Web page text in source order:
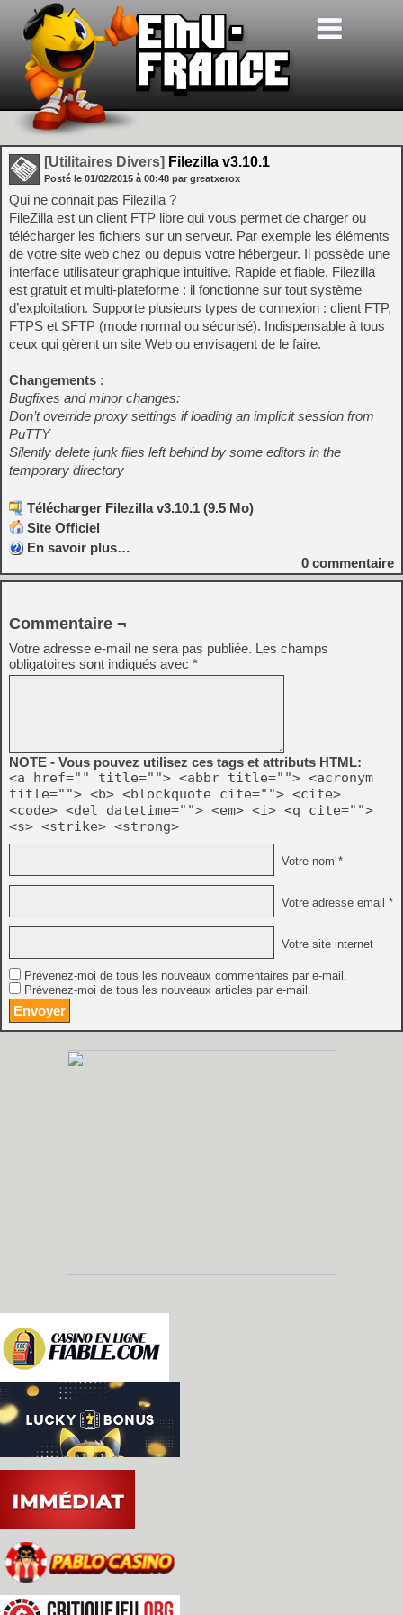
[Utilitaires Divers] Filezilla v3.10.1
Posté le 01/02/2015 à 00:48 par greatxerox
Qui ne connait pas Filezilla ?
FileZilla est un client FTP libre qui vous permet de charger ou
télécharger les fichiers sur un serveur. Par exemple les éléments
de votre site web chez ou depuis votre hébergeur. Il possède une
interface utilisateur graphique intuitive. Rapide et fiable, Filezilla
est gratuit et multi-plateforme : il fonctionne sur tout système
d’exploitation. Supporte plusieurs types de connexion : client FTP,
FTPS et SFTP (mode normal ou sécurisé). Indispensable à tous
ceux qui gèrent un site Web ou envisagent de le faire.
Changements :
Bugfixes and minor changes:
Don’t override proxy settings if loading an implicit session from
PuTTY
Silently delete junk files left behind by some editors in the
temporary directory
Télécharger Filezilla v3.10.1 (9.5 Mo)
Site Officiel
En savoir plus…
0 commentaire
Commentaire ¬
Votre adresse e-mail ne sera pas publiée. Les champs
obligatoires sont indiqués avec *
NOTE - Vous pouvez utilisez ces tags et attributs HTML:
<a href="" title=""> <abbr title=""> <acronym
title=""> <b> <blockquote cite=""> <cite>
<code> <del datetime=""> <em> <i> <q cite="">
<s> <strike> <strong>
Votre nom *
Votre adresse email *
Votre site internet
Prévenez-moi de tous les nouveaux commentaires par e-mail.
Prévenez-moi de tous les nouveaux articles par e-mail.